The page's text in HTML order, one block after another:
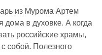
из Мурома Артем
дома в духовке. А когда
российские храмы,
с собой. Полезного